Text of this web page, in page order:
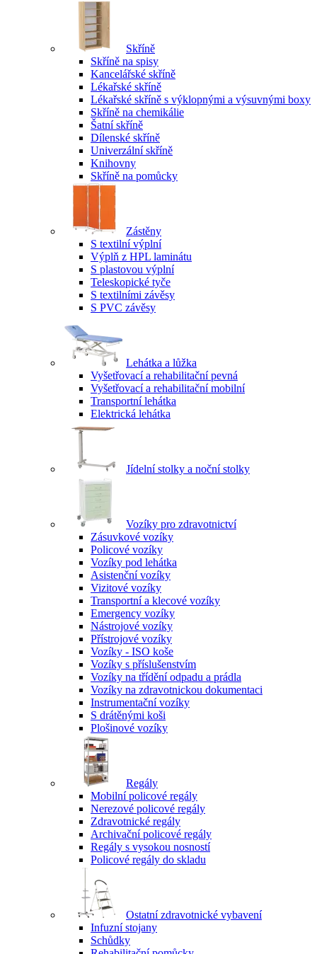
Skříně
Skříně na spisy
Kancelářské skříně
Lékařské skříně
Lékařské skříně s výklopnými a výsuvnými boxy
Skříně na chemikálie
Šatní skříně
Dílenské skříně
Univerzální skříně
Knihovny
Skříně na pomůcky
Zástěny
S textilní výplní
Výplň z HPL laminátu
S plastovou výplní
Teleskopické tyče
S textilními závěsy
S PVC závěsy
Lehátka a lůžka
Vyšetřovací a rehabilitační pevná
Vyšetřovací a rehabilitační mobilní
Transportní lehátka
Elektrická lehátka
Jídelní stolky a noční stolky
Vozíky pro zdravotnictví
Zásuvkové vozíky
Policové vozíky
Vozíky pod lehátka
Asistenční vozíky
Vizitové vozíky
Transportní a klecové vozíky
Emergency vozíky
Nástrojové vozíky
Přístrojové vozíky
Vozíky - ISO koše
Vozíky s příslušenstvím
Vozíky na třídění odpadu a prádla
Vozíky na zdravotnickou dokumentaci
Instrumentační vozíky
S drátěnými koši
Plošinové vozíky
Regály
Mobilní policové regály
Nerezové policové regály
Zdravotnické regály
Archivační policové regály
Regály s vysokou nosností
Policové regály do skladu
Ostatní zdravotnické vybavení
Infuzní stojany
Schůdky